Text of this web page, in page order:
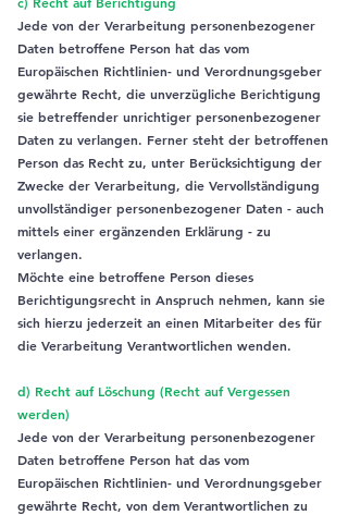
Jede von der Verarbeitung personenbezogener
Daten betroffene Person hat das vom
Europäischen Richtlinien- und Verordnungsgeber
gewährte Recht, die unverzügliche Berichtigung
sie betreffender unrichtiger personenbezogener
Daten zu verlangen. Ferner steht der betroffenen
Person das Recht zu, unter Berücksichtigung der
Zwecke der Verarbeitung, die Vervollständigung
unvollständiger personenbezogener Daten - auch
mittels einer ergänzenden Erklärung - zu
verlangen.
Möchte eine betroffene Person dieses
Berichtigungsrecht in Anspruch nehmen, kann sie
sich hierzu jederzeit an einen Mitarbeiter des für
die Verarbeitung Verantwortlichen wenden.
d) Recht auf Löschung (Recht auf Vergessen
werden)
Jede von der Verarbeitung personenbezogener
Daten betroffene Person hat das vom
Europäischen Richtlinien- und Verordnungsgeber
gewährte Recht, von dem Verantwortlichen zu